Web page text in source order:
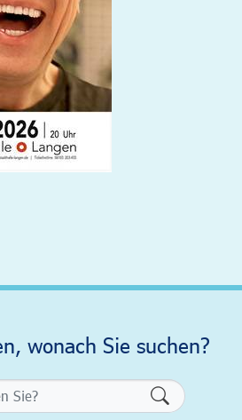
wonach Sie suchen?